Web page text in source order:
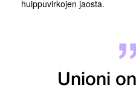
huippuvirkojen jaosta.
Unioni